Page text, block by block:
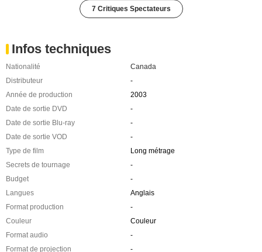
7 Critiques Spectateurs
Infos techniques
Nationalité
Canada
Distributeur
-
Année de production
2003
Date de sortie DVD
-
Date de sortie Blu-ray
-
Date de sortie VOD
-
Type de film
Long métrage
Secrets de tournage
-
Budget
-
Langues
Anglais
Format production
-
Couleur
Couleur
Format audio
-
Format de projection
-